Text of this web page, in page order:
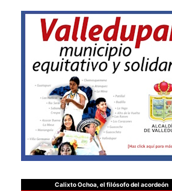
Calixto Ochoa, el filósofo del acordeón